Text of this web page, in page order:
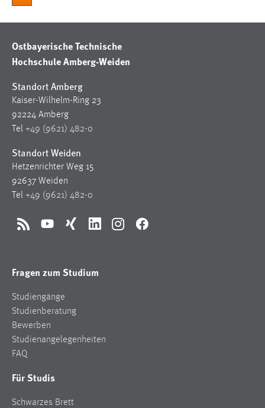
Ostbayerische Technische
Hochschule Amberg-Weiden
Standort Amberg
Kaiser-Wilhelm-Ring 23
92224 Amberg
Tel +49 (9621) 482-0
Standort Weiden
Hetzenrichter Weg 15
92637 Weiden
Tel +49 (9621) 482-0
RSS YouTubeXing LinkedInInstagramFacebook
Fragen zum Studium
Studiengänge
Studienberatung
Bewerben
Studienangelegenheiten
FAQ
Für Studis
Schwarzes Brett
STATISTIK
Diese Informationen helfen uns zu verstehen, wie
unsere Besucher unsere Website nutzen.
Matomo
Name:
_pk_ref, _pk_cvar, _pk_id, _pk_ses
Zweck:
Zugriffsstatistik
Cookie Laufzeit:
Marketing Cookies werden von Drittanbietern
verwendet, um personalisierte Werbung anzuzeigen.
Sie tun dies, indem sie Besucher über Websites
hinweg verfolgen.
Google Ads
Name: